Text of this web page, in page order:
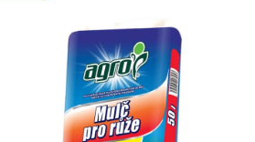
je
0,0
z
5
hvězdiček.